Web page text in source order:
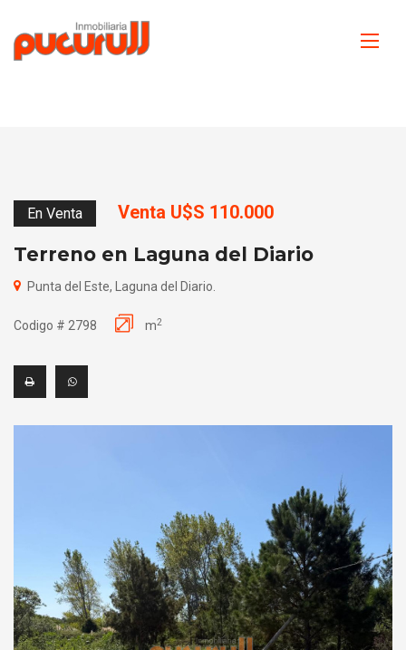
En Venta Venta U$S 110.000
Terreno en Laguna del Diario
Punta del Este, Laguna del Diario.
Codigo # 2798 m2